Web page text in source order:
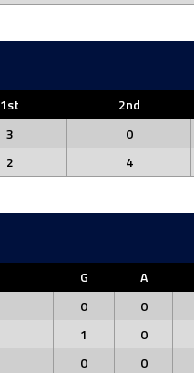
1st 2nd
3 0
2 4
G A
0 0
1 0
0 0